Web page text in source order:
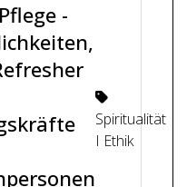
-
Spiritualität
I Ethik